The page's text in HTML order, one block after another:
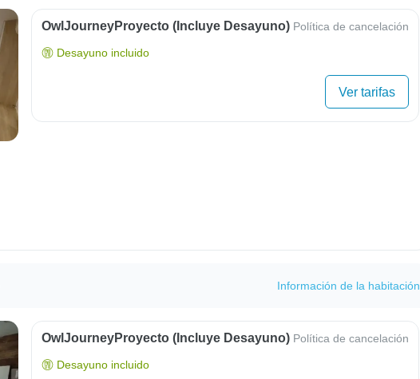
OwlJourneyProyecto (Incluye Desayuno) Política de cancelación
Desayuno incluido
Ver tarifas
Información de la habitación
OwlJourneyProyecto (Incluye Desayuno) Política de cancelación
Desayuno incluido